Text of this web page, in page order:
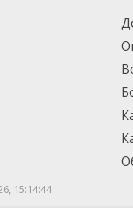
в корзину для
клиентов -
15:14:44